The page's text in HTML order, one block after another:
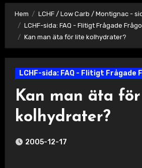
Hem
LCHF / Low Carb / Montignac -
LCHF-sida: FAQ - Flitigt Frågade
Kan man äta för lite kolhydrater?
LCHF-sida: FAQ - Flitigt Frågade
Kan man äta
kolhydrater?
2005-12-17